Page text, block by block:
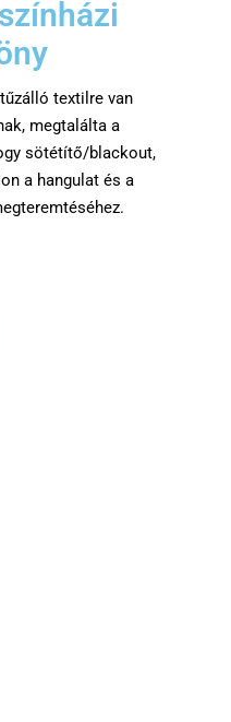
textilre van
megtalálta a
sötétítő/blackout,
a hangulat és a